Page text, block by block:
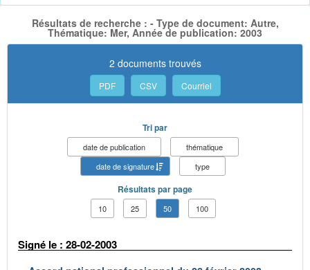
Résultats de recherche : - Type de document: Autre,
Thématique: Mer, Année de publication: 2003
2 documents trouvés
PDF CSV Courriel
Tri par
date de publication
thématique
date de signature
type
Résultats par page
10 25 50 100
Signé le : 28-02-2003